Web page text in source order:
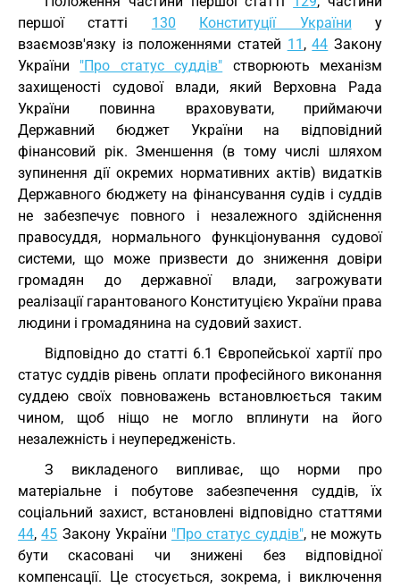
першої статті 130 Конституції України у
взаємозв'язку із положеннями статей 11 ,44 Закону
України "Про статус суддів" створюють механізм
захищеності судової влади, який Верховна Рада
України повинна враховувати, приймаючи
Державний бюджет України на відповідний
фінансовий рік. Зменшення (в тому числі шляхом
зупинення дії окремих нормативних актів) видатків
Державного бюджету на фінансування судів і суддів
не забезпечує повного і незалежного здійснення
правосуддя, нормального функціонування судової
системи, що може призвести до зниження довіри
громадян до державної влади, загрожувати
реалізації гарантованого Конституцією України права
людини і громадянина на судовий захист.
Відповідно до статті 6.1 Європейської хартії про
статус суддів рівень оплати професійного виконання
суддею своїх повноважень встановлюється таким
чином, щоб ніщо не могло вплинути на його
незалежність і неупередженість.
З викладеного випливає, що норми про
матеріальне і побутове забезпечення суддів, їх
соціальний захист, встановлені відповідно статтями
44,45 Закону України "Про статус суддів", не можуть
бути скасовані чи знижені без відповідної
компенсації. Це стосується, зокрема, і виключення